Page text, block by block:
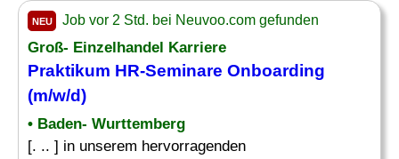
NEU Job vor 2 Std. bei Neuvoo.com gefunden
Groß- Einzelhandel Karriere
Praktikum HR-Seminare Onboarding
(m/w/d)
• Baden- Wurttemberg
[. .. ] in unserem hervorragenden